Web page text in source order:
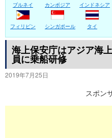
へ
ス
キ
ッ
ブルネイ カンボジア インドネシア
フィリピン シンガポール タイ
海上保安庁はアジア海
員に乗船研修
2019年7月25日
スポン